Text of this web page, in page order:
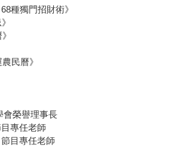
種獨門招財術》
民曆》
榮譽理事長
專任老師
目專任老師